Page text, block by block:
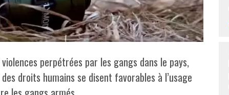
perpétrées par les gangs dans le pays,
droits humains se disent favorables à l’usage